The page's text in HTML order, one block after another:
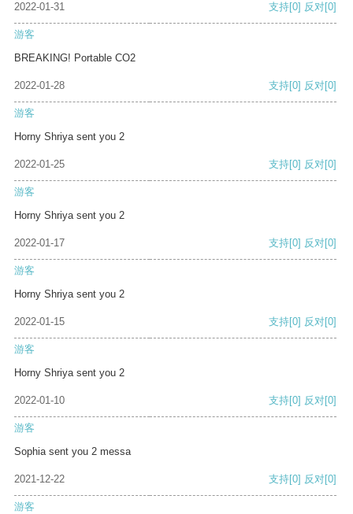
2022-01-31 支持[0] 反对[0]
游客
BREAKING! Portable CO2
2022-01-28 支持[0] 反对[0]
游客
Horny Shriya sent you 2
2022-01-25 支持[0] 反对[0]
游客
Horny Shriya sent you 2
2022-01-17 支持[0] 反对[0]
游客
Horny Shriya sent you 2
2022-01-15 支持[0] 反对[0]
游客
Horny Shriya sent you 2
2022-01-10 支持[0] 反对[0]
游客
Sophia sent you 2 messa
2021-12-22 支持[0] 反对[0]
游客